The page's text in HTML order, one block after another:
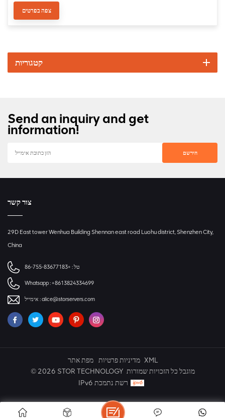
צפה בפרטים
קטגוריות
Send an inquiry and get
information!
צור קשר
29D East tower Wenhua Building Shennan east road Luohu district, Shenzhen City,
China
טל : +86-755-83677183
Whatsapp :+8613824334699
אימייל :alice@storservers.com
מפת אתר מדיניות פרטיות XML
© 2026 STOR TECHNOLOGY מוגבל כל הזכויות שמורות
IPv6 רשת נתמכת